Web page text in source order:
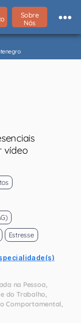
Sobre
Nós
vídeo
Estresse
na Pessoa
do Trabalho
Comportamental